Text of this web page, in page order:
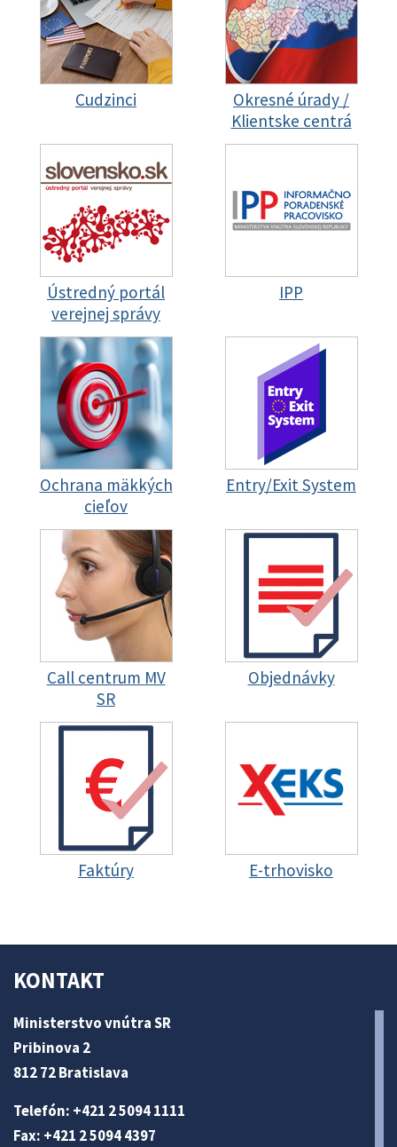
Cudzinci
Okresné úrady /
Klientske centrá
Ústredný portál
verejnej správy
IPP
Ochrana mäkkých
cieľov
Entry/Exit System
Call centrum MV
SR
Objednávky
Faktúry E-trhovisko
KONTAKT
Ministerstvo vnútra SR
Pribinova 2
812 72 Bratislava
Telefón: +421 2 5094 1111
Fax: +421 2 5094 4397